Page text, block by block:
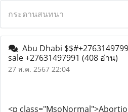
กระดานสนทนา
Abu Dhabi
sale +27631497991 (408 อ่าน)
27 ส.ค. 2567 22:04
<p